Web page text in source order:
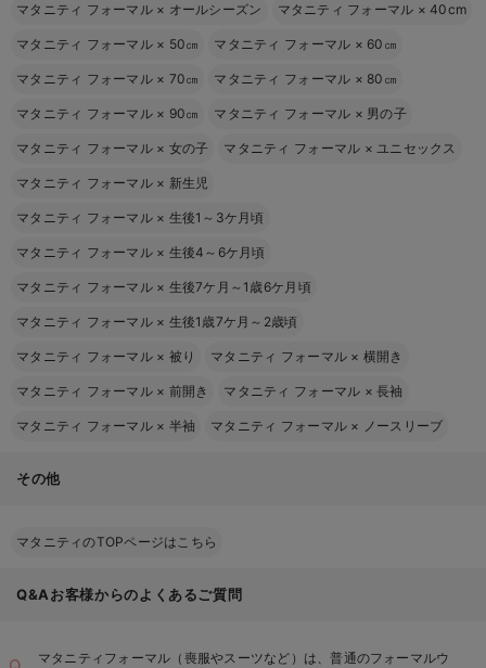
マタニティ フォーマル × オールシーズン マタニティ フォーマル ×40cm
マタニティ フォーマル × 50㎝ マタニティ フォーマル × 60㎝
マタニティ フォーマル × 70㎝ マタニティ フォーマル × 80㎝
マタニティ フォーマル × 90㎝ マタニティ フォーマル × 男の子
マタニティ フォーマル × 女の子 マタニティ フォーマル ×ユニセックス
マタニティ フォーマル × 新生児
マタニティ フォーマル × 生後1～3ケ月頃
マタニティ フォーマル × 生後4～6ケ月頃
マタニティ フォーマル × 生後7ケ月～1歳6ケ月頃
マタニティ フォーマル × 生後1歳7ケ月～2歳頃
マタニティ フォーマル × 被り マタニティ フォーマル × 横開き
マタニティ フォーマル × 前開き マタニティ フォーマル ×長袖
マタニティ フォーマル × 半袖 マタニティ フォーマル × ノースリーブ
その他
マタニティのTOPページはこちら
Q&Aお客様からのよくあるご質問
マタニティフォーマル（喪服やスーツなど）は、普通のフォーマルウ